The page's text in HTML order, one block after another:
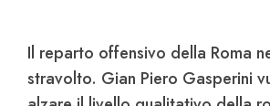
Il reparto offensivo della Roma
stravolto. Gian Piero Gasperini